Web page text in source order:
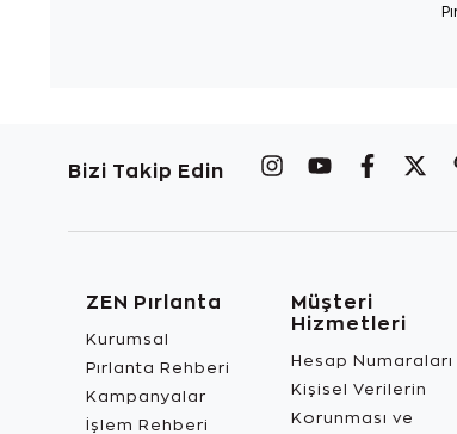
Bizi Takip Edin
ZEN Pırlanta
Kurumsal
Pırlanta Rehberi
Kampanyalar
İşlem Rehberi
Müşteri
Hizmetleri
Hesap Numaraları
Kişisel Verilerin
Korunması ve